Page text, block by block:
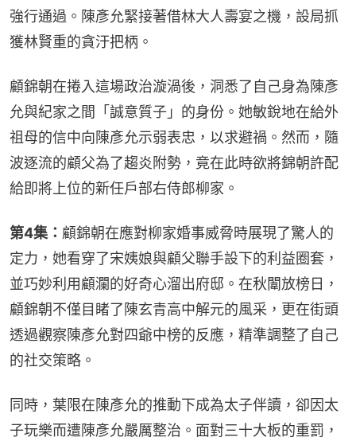
強行通過。陳彥允緊接著借林大人壽宴之機，設局抓
獲林賢重的貪汙把柄。
顧錦朝在捲入這場政治漩渦後，洞悉了自己身為陳彥
允與紀家之間「誠意質子」的身份。她敏銳地在給外
祖母的信中向陳彥允示弱表忠，以求避禍。然而，隨
波逐流的顧父為了趨炎附勢，竟在此時欲將錦朝許配
給即將上位的新任戶部右侍郎柳家。
第4集： 顧錦朝在應對柳家婚事威脅時展現了驚人的
定力，她看穿了宋姨娘與顧父聯手設下的利益圈套，
並巧妙利用顧瀾的好奇心溜出府邸。在秋闈放榜日，
顧錦朝不僅目睹了陳玄青高中解元的風采，更在街頭
透過觀察陳彥允對四爺中榜的反應，精準調整了自己
的社交策略。
同時，葉限在陳彥允的推動下成為太子伴讀，卻因太
子玩樂而遭陳彥允嚴厲整治。面對三十大板的重罰，